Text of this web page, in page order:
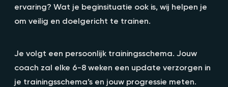
ervaring? Wat je beginsituatie ook is, wij helpen je
om veilig en doelgericht te trainen.
Je volgt een persoonlijk trainingsschema. Jouw
coach zal elke 6-8 weken een update verzorgen in
je trainingsschema’s en jouw progressie meten.